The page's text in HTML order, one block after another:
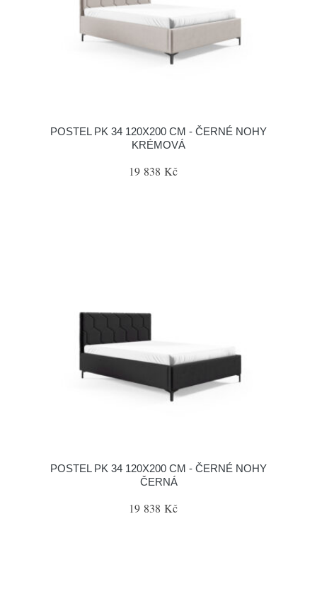
POSTEL PK 34 120X200 CM - ČERNÉ NOHY
KRÉMOVÁ
19 838 Kč
POSTEL PK 34 120X200 CM - ČERNÉ NOHY
ČERNÁ
19 838 Kč